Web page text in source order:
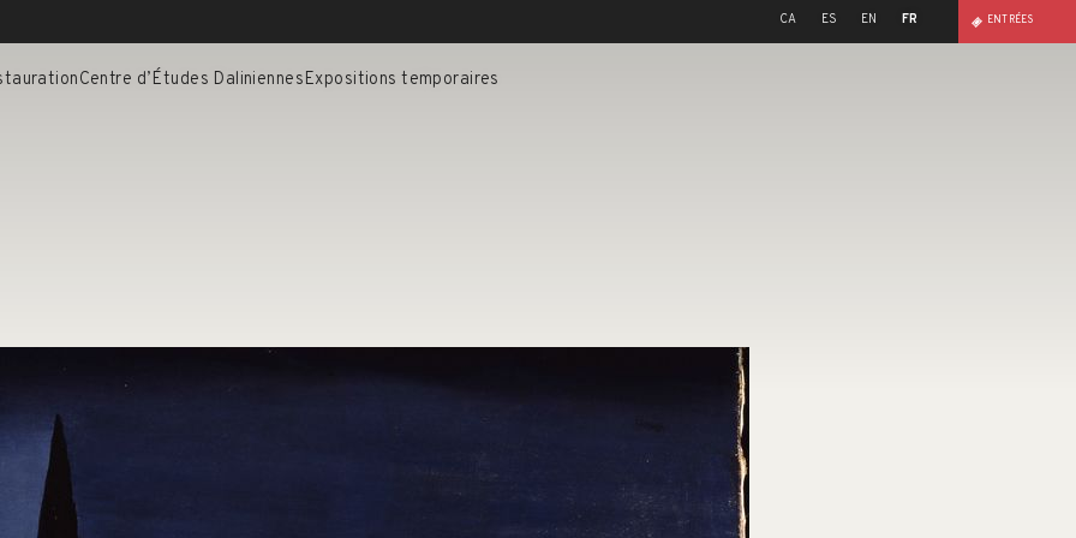
CA ES EN FR ENTRÉES
Centre d’Études DaliniennesExpositions temporaires